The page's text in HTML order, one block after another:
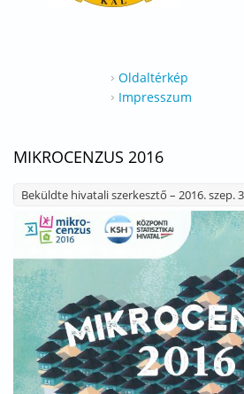
Oldaltérkép
Impresszum
MIKROCENZUS 2016
Beküldte hivatali szerkesztő – 2016. szep.